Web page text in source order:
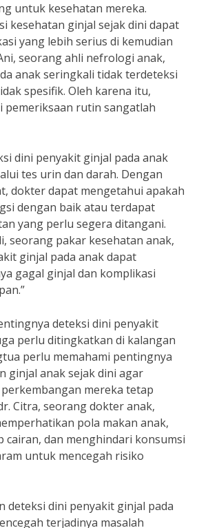
untuk kesehatan mereka.
kesehatan ginjal sejak dini dapat
yang lebih serius di kemudian
seorang ahli nefrologi anak,
anak seringkali tidak terdeteksi
spesifik. Oleh karena itu,
pemeriksaan rutin sangatlah
dini penyakit ginjal pada anak
tes urin dan darah. Dengan
dokter dapat mengetahui apakah
dengan baik atau terdapat
yang perlu segera ditangani.
seorang pakar kesehatan anak,
ginjal pada anak dapat
gagal ginjal dan komplikasi
deteksi dini penyakit
perlu ditingkatkan di kalangan
perlu memahami pentingnya
ginjal anak sejak dini agar
mereka tetap
Citra, seorang dokter anak,
pola makan anak,
cairan, dan menghindari konsumsi
untuk mencegah risiko
deteksi dini penyakit ginjal pada
terjadinya masalah